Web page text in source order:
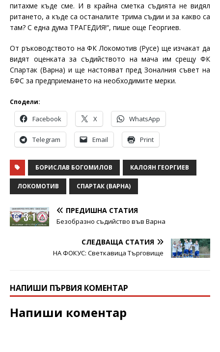
питахме къде сме. И в крайна сметка съдията не видял
ритането, а къде са останалите трима съдии и за какво са
там? С една дума ТРАГЕДИЯ!“, пише още Георгиев.
От ръководството на ФК Локомотив (Русе) ще изчакат да
видят оценката за съдийството на мача им срещу ФК
Спартак (Варна) и ще настояват пред Зоналния съвет на
БФС за предприемането на необходимите мерки.
Сподели:
Facebook X WhatsApp
Telegram Email Print
БОРИСЛАВ БОГОМИЛОВ КАЛОЯН ГЕОРГИЕВ
ЛОКОМОТИВ СПАРТАК (ВАРНА)
ПРЕДИШНА СТАТИЯ
Безобразно съдийство във Варна
СЛЕДВАЩА СТАТИЯ
НА ФОКУС: Светкавица Търговище
НАПИШИ ПЪРВИЯ КОМЕНТАР
Напиши коментар